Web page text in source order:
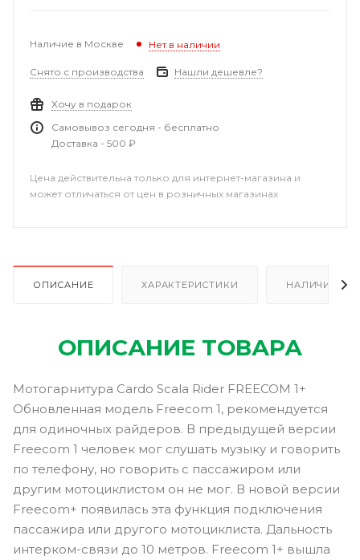
Наличие в Москве Нет в наличии
Снято с производства Нашли дешевле?
Хочу в подарок
Самовывоз сегодня - бесплатно
Доставка - 500 ₽
Цена действительна только для интернет-магазина и
может отличаться от цен в розничных магазинах
ОПИСАНИЕ ХАРАКТЕРИСТИКИ НАЛИЧИЕ
ОПИСАНИЕ ТОВАРА
Мотогарнитура Cardo Scala Rider FREECOM 1+
Обновленная модель Freecom 1, рекомендуется
для одиночных райдеров. В предыдущей версии
Freecom 1 человек мог слушать музыку и говорить
по телефону, но говорить с пассажиром или
другим мотоциклистом он не мог. В новой версии
Freecom+ появилась эта функция подключения
пассажира или другого мотоциклиста. Дальность
интерком-связи до 10 метров. Freecom 1+ вышла